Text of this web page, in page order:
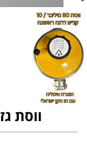
ווסת גז 30 מיליבר / 10 קג"ש